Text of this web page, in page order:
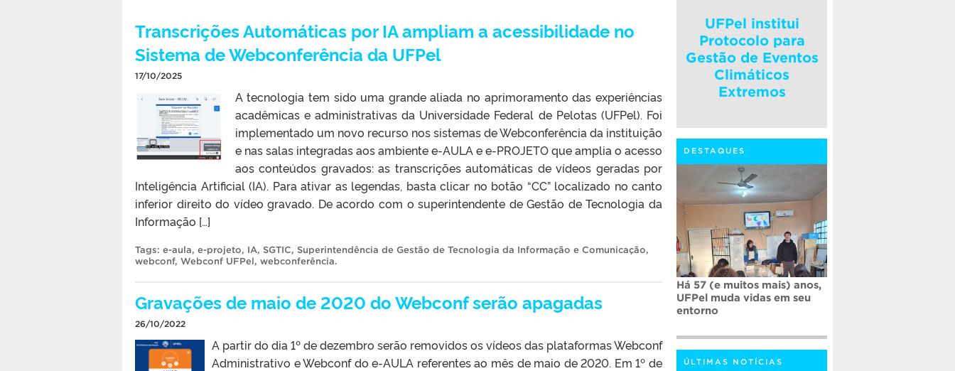
Transcrições Automáticas por IA ampliam a acessibilidade no
Sistema de Webconferência da UFPel
17/10/2025
A tecnologia tem sido uma grande aliada no aprimoramento das experiências
acadêmicas e administrativas da Universidade Federal de Pelotas (UFPel). Foi
implementado um novo recurso nos sistemas de Webconferência da instituição
e nas salas integradas aos ambiente e-AULA e e-PROJETO que amplia o acesso
aos conteúdos gravados: as transcrições automáticas de vídeos geradas por
Inteligência Artificial (IA). Para ativar as legendas, basta clicar no botão “CC” localizado no canto
inferior direito do vídeo gravado. De acordo com o superintendente de Gestão de Tecnologia da
Informação […]
Tags: e-aula, e-projeto, IA, SGTIC, Superintendência de Gestão de Tecnologia da Informação e Comunicação,
webconf, Webconf UFPel, webconferência.
Gravações de maio de 2020 do Webconf serão apagadas
26/10/2022
A partir do dia 1º de dezembro serão removidos os vídeos das plataformas Webconf
Administrativo e Webconf do e-AULA referentes ao mês de maio de 2020. Em 1º de
UFPel institui
Protocolo para
Gestão de Eventos
Climáticos
Extremos
DESTAQUES
Há 57 (e muitos mais) anos,
UFPel muda vidas em seu
entorno
ÚLTIMAS NOTÍCIAS